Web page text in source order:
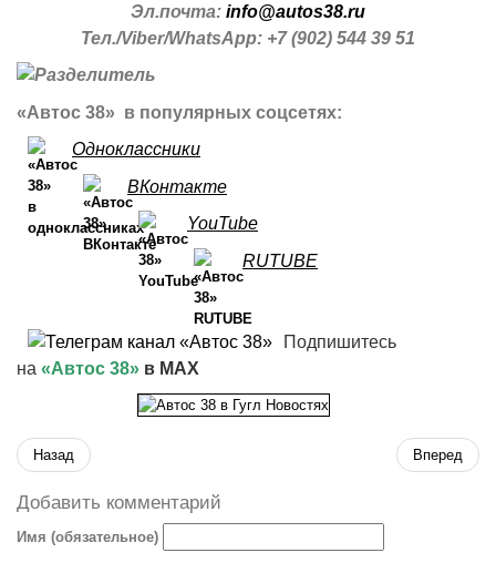
Эл.почта: info@autos38.ru
Тел./Viber/WhatsApp: +7 (902) 544 39 51
«Автос 38» в популярных соцсетях:
Одноклассники
ВКонтакте
YouTube
RUTUBE
Подпишитесь
на «Автос 38» в MAX
Назад Вперед
Добавить комментарий
Имя (обязательное)